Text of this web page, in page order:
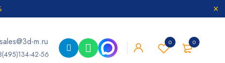
0
0
sales@3d-m.ru
42-56